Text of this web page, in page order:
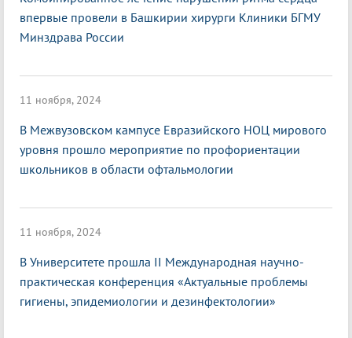
впервые провели в Башкирии хирурги Клиники БГМУ
Минздрава России
11 ноября, 2024
В Межвузовском кампусе Евразийского НОЦ мирового
уровня прошло мероприятие по профориентации
школьников в области офтальмологии
11 ноября, 2024
В Университете прошла II Международная научно-
практическая конференция «Актуальные проблемы
гигиены, эпидемиологии и дезинфектологии»